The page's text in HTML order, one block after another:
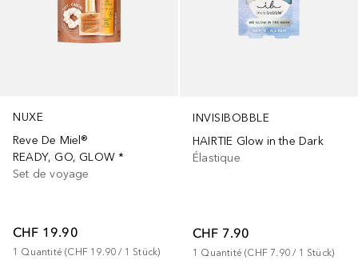
NUXE
Reve De Miel®
READY, GO, GLOW *
Set de voyage
CHF 19.90
1 Quantité (CHF 19.90 / 1 Stück)
INVISIBOBBLE
HAIRTIE Glow in the Dark
Élastique
CHF 7.90
1 Quantité (CHF 7.90 / 1 Stück)